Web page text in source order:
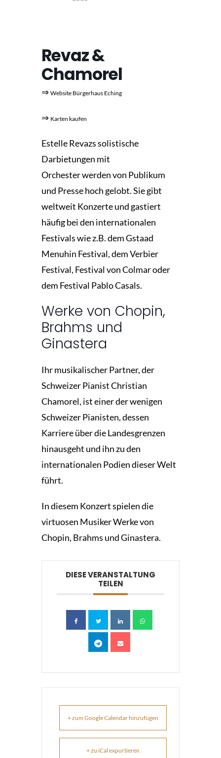
Revaz &
Chamorel
⇒ Website Bürgerhaus Eching
⇒ Karten kaufen
Estelle Revazs solistische
Darbietungen mit
Orchester werden von Publikum
und Presse hoch gelobt. Sie gibt
weltweit Konzerte und gastiert
häufig bei den internationalen
Festivals wie z.B. dem Gstaad
Menuhin Festival, dem Verbier
Festival, Festival von Colmar oder
dem Festival Pablo Casals.
Werke von Chopin,
Brahms und
Ginastera
Ihr musikalischer Partner, der
Schweizer Pianist Christian
Chamorel, ist einer der wenigen
Schweizer Pianisten, dessen
Karriere über die Landesgrenzen
hinausgeht und ihn zu den
internationalen Podien dieser Welt
führt.
In diesem Konzert spielen die
virtuosen Musiker Werke von
Chopin, Brahms und Ginastera.
DIESE VERANSTALTUNG
TEILEN
+ zum Google Calendar hinzufügen
+ zu iCal exportieren